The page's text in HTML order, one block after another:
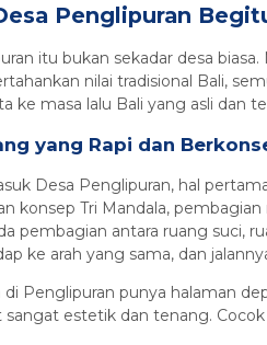
Penglipuran
itu bukan sekadar desa
nilai tradisional Bali,
ke masa lalu Bali yang asli dan
yang Rapi dan
Desa Penglipuran, hal
konsep Tri Mandala,
pembagian antara ruang suci,
ke arah yang sama, dan
Penglipuran punya halaman
sangat estetik dan tenang.